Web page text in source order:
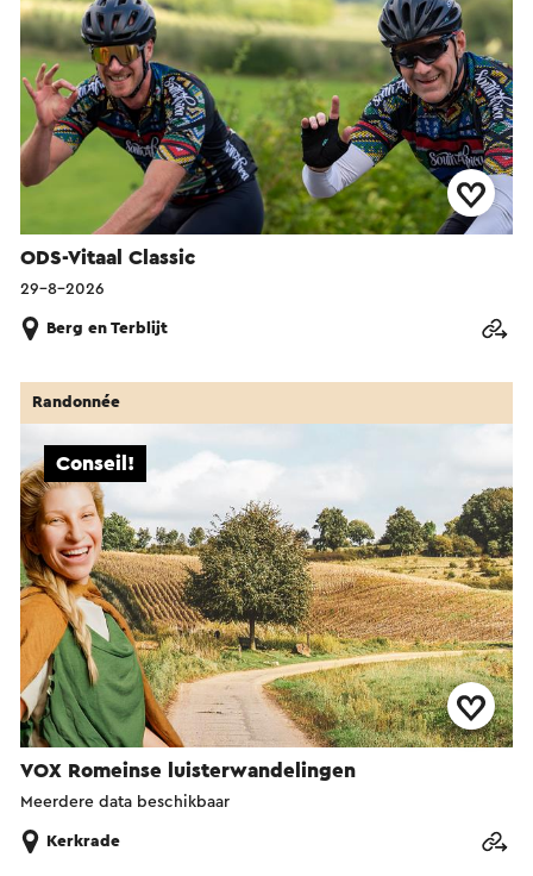
ODS-Vitaal Classic
29-8-2026
Berg en Terblijt
VOX Romeinse luisterwandelingen
Conseil!
Randonnée
Meerdere data beschikbaar
Kerkrade